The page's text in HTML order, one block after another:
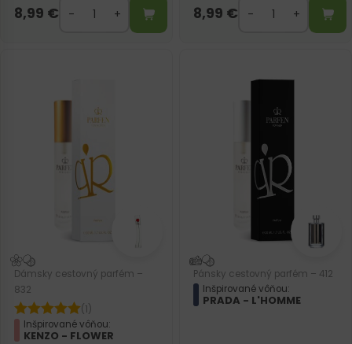
8,99 € 8,99 €
Dámsky cestovný parfém –
832
(1)
Inšpirované vôňou:
KENZO - FLOWER
Pánsky cestovný parfém – 412
Inšpirované vôňou:
PRADA - L'HOMME